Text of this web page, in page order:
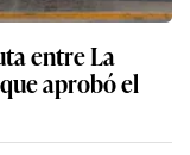
entre La
aprobó el